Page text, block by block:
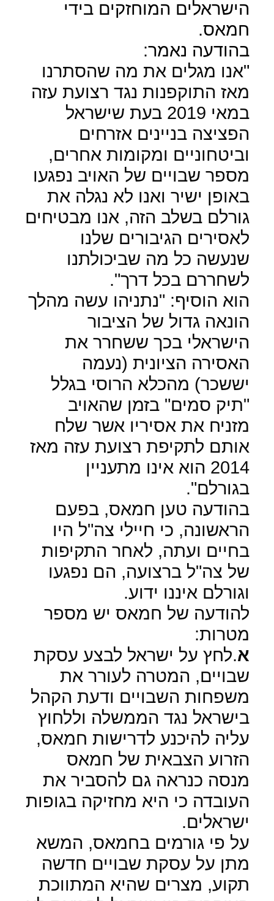
הישראלים המוחזקים בידי
חמאס.
בהודעה נאמר:
"אנו מגלים את מה שהסתרנו
מאז התוקפנות נגד רצועת עזה
במאי 2019 בעת שישראל
הפציצה בניינים אזרחים
וביטחוניים ומקומות אחרים,
מספר שבויים של האויב נפגעו
באופן ישיר ואנו לא נגלה את
גורלם בשלב הזה, אנו מבטיחים
לאסירים הגיבורים שלנו
שנעשה כל מה שביכולתנו
לשחררם בכל דרך."
הוא הוסיף: "נתניהו עשה מהלך
הונאה גדול של הציבור
הישראלי בכך ששחרר את
האסירה הציונית (נעמה
יששכר) מהכלא הרוסי בגלל
"תיק סמים" בזמן שהאויב
מזניח את אסיריו אשר שלח
אותם לתקיפת רצועת עזה מאז
2014 הוא אינו מתעניין
בגורלם".
בהודעה טען חמאס, בפעם
הראשונה, כי חיילי צה"ל היו
בחיים ועתה, לאחר התקיפות
של צה"ל ברצועה, הם נפגעו
וגורלם איננו ידוע.
להודעה של חמאס יש מספר
מטרות:
א.לחץ על ישראל לבצע עסקת
שבויים, המטרה לעורר את
משפחות השבויים ודעת הקהל
בישראל נגד הממשלה וללחוץ
עליה להיכנע לדרישות חמאס,
הזרוע הצבאית של חמאס
מנסה כנראה גם להסביר את
העובדה כי היא מחזיקה בגופות
ישראלים.
על פי גורמים בחמאס, המשא
מתן על עסקת שבויים חדשה
תקוע, מצרים שהיא המתווכת